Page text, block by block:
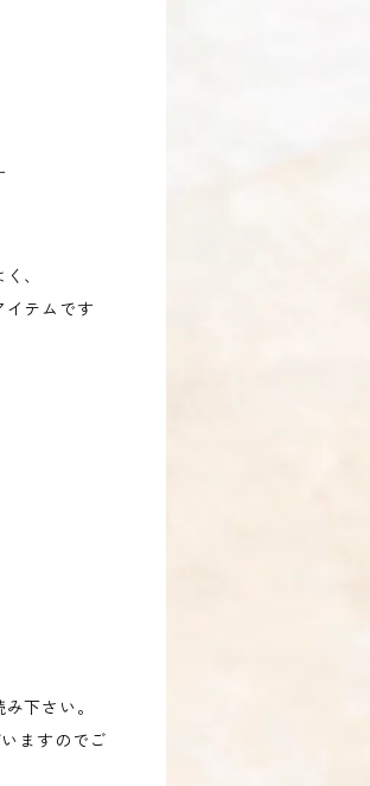
く、
イテムです
下さい。
ますのでご